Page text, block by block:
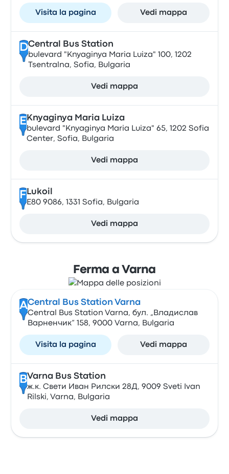
Visita la pagina Vedi mappa
DCentral Bus Station
bulevard "Knyaginya Maria Luiza" 100, 1202
Tsentralna, Sofia, Bulgaria
Vedi mappa
E Knyaginya Maria Luiza
bulevard "Knyaginya Maria Luiza" 65, 1202 Sofia
Center, Sofia, Bulgaria
Vedi mappa
F Lukoil
E80 9086, 1331 Sofia, Bulgaria
Vedi mappa
Ferma a Varna
ACentral Bus Station Varna
Central Bus Station Varna, бул. „Владислав
Варненчик“ 158, 9000 Varna, Bulgaria
Visita la pagina Vedi mappa
BVarna Bus Station
ж.к. Свети Иван Рилски 28Д, 9009 Sveti Ivan
Rilski, Varna, Bulgaria
Vedi mappa